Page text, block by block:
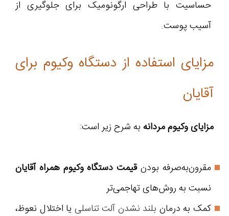
حساسیت با طراحی ارگونومیک برای جلوگیری از
آسیب پوست.
مزایای استفاده از دستگاه وکیوم برای
آقایان
مزایای وکیوم مردانه به شرح زیر است:
مقرون‌به‌صرفه بودنقیمت دستگاه وکیوم همراه آقایان
نسبت به روش‌های تهاجمی‌تر
کمک به درمان بلند نشدن آلت تناسلی یا اختلال نعوظ،